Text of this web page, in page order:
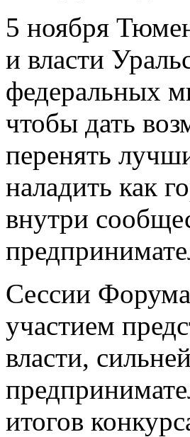
5 ноября
и власти
федеральных
чтобы дать
перенять
наладить как
внутри
Сессии Форума
участием
власти,
итогов